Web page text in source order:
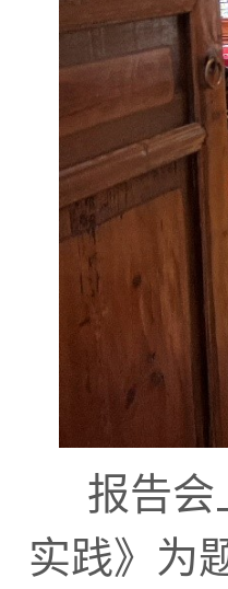
报告
实践》为